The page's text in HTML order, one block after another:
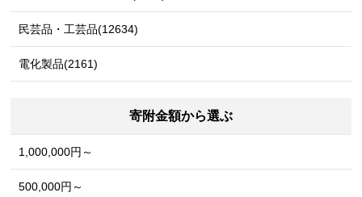
民芸品・工芸品(12634)
電化製品(2161)
寄附金額から選ぶ
1,000,000円～
500,000円～